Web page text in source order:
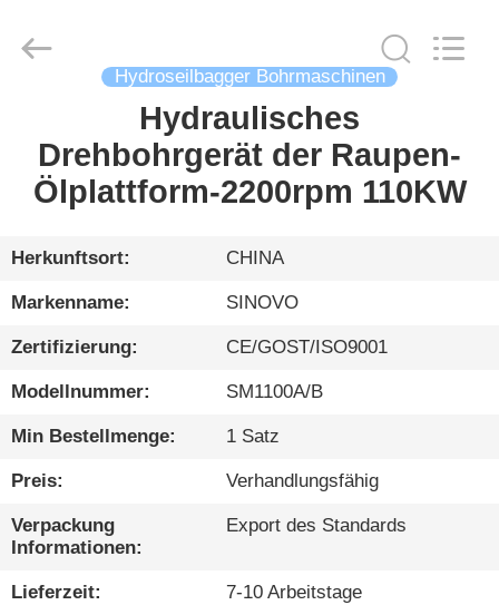
PRODUKTE
VR
SHOW
ÜBER
UNS
FABRIK-
QUALITÄTSKONTROLLE
Heavy
Industry
Hydroseilbagger Bohrmaschinen
Hydraulisches
Drehbohrgerät der Raupen-
Ölplattform-2200rpm 110KW
Herkunftsort: CHINA
Markenname: SINOVO
Zertifizierung: CE/GOST/ISO9001
Modellnummer: SM1100A/B
Min Bestellmenge: 1 Satz
Preis: Verhandlungsfähig
Verpackung
Informationen:
Export des Standards
Lieferzeit: 7-10 Arbeitstage